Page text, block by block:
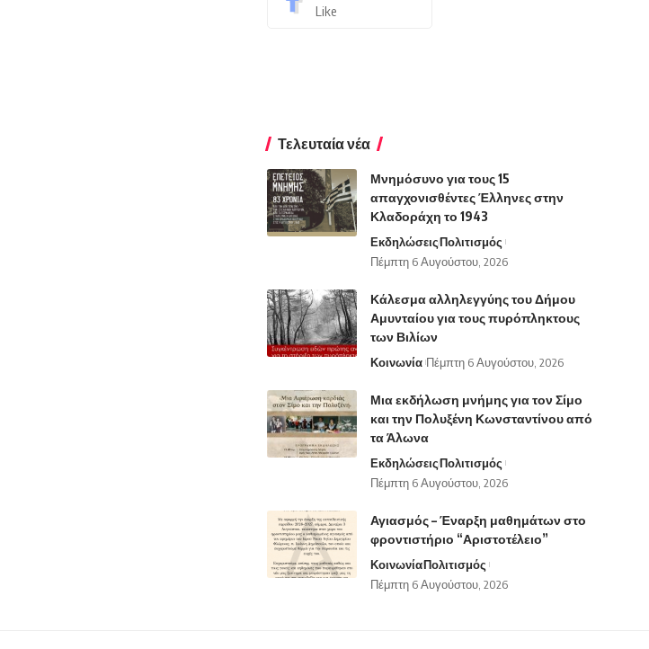
Like
Τελευταία νέα
Μνημόσυνο για τους 15
απαγχονισθέντες Έλληνες στην
Κλαδοράχη το 1943
ΕκδηλώσειςΠολιτισμός
Πέμπτη 6 Αυγούστου, 2026
Κάλεσμα αλληλεγγύης του Δήμου
Αμυνταίου για τους πυρόπληκτους
των Βιλίων
Κοινωνία Πέμπτη 6 Αυγούστου, 2026
Μια εκδήλωση μνήμης για τον Σίμο
και την Πολυξένη Κωνσταντίνου από
τα Άλωνα
ΕκδηλώσειςΠολιτισμός
Πέμπτη 6 Αυγούστου, 2026
Αγιασμός – Έναρξη μαθημάτων στο
φροντιστήριο “Αριστοτέλειο”
ΚοινωνίαΠολιτισμός
Πέμπτη 6 Αυγούστου, 2026